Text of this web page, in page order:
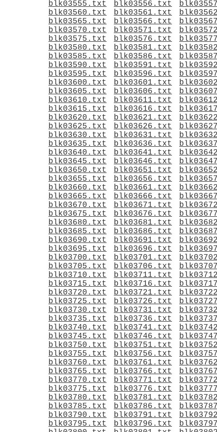
blk03555.txt
blk03556.txt
blk03560.txt
blk03561.txt
blk03565.txt
blk03566.txt
blk03570.txt
blk03571.txt
blk03575.txt
blk03576.txt
blk03580.txt
blk03581.txt
blk03585.txt
blk03586.txt
blk03590.txt
blk03591.txt
blk03595.txt
blk03596.txt
blk03600.txt
blk03601.txt
blk03605.txt
blk03606.txt
blk03610.txt
blk03611.txt
blk03615.txt
blk03616.txt
blk03620.txt
blk03621.txt
blk03625.txt
blk03626.txt
blk03630.txt
blk03631.txt
blk03635.txt
blk03636.txt
blk03640.txt
blk03641.txt
blk03645.txt
blk03646.txt
blk03650.txt
blk03651.txt
blk03655.txt
blk03656.txt
blk03660.txt
blk03661.txt
blk03665.txt
blk03666.txt
blk03670.txt
blk03671.txt
blk03675.txt
blk03676.txt
blk03680.txt
blk03681.txt
blk03685.txt
blk03686.txt
blk03690.txt
blk03691.txt
blk03695.txt
blk03696.txt
blk03700.txt
blk03701.txt
blk03705.txt
blk03706.txt
blk03710.txt
blk03711.txt
blk03715.txt
blk03716.txt
blk03720.txt
blk03721.txt
blk03725.txt
blk03726.txt
blk03730.txt
blk03731.txt
blk03735.txt
blk03736.txt
blk03740.txt
blk03741.txt
blk03745.txt
blk03746.txt
blk03750.txt
blk03751.txt
blk03755.txt
blk03756.txt
blk03760.txt
blk03761.txt
blk03765.txt
blk03766.txt
blk03770.txt
blk03771.txt
blk03775.txt
blk03776.txt
blk03780.txt
blk03781.txt
blk03785.txt
blk03786.txt
blk03790.txt
blk03791.txt
blk03795.txt
blk03796.txt